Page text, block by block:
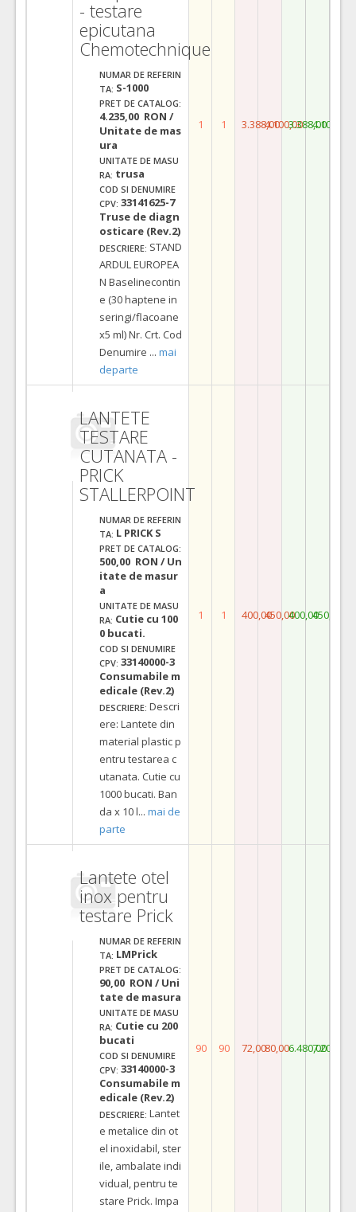
- testare
epicutana
Chemotechnique
NUMAR DE REFERIN
TA: S-1000
PRET DE CATALOG:
4.235,00 RON /
Unitate de mas
ura
UNITATE DE MASU
RA: trusa
COD SI DENUMIRE
CPV: 33141625-7
Truse de diagn
osticare (Rev.2)
DESCRIERE: STAND
ARDUL EUROPEA
N Baselinecontin
e (30 haptene in
seringi/flacoane
x5 ml) Nr. Crt. Cod
Denumire ... mai
departe
1 1 3.388,004.100,003.388,004.100,00
LANTETE
TESTARE
CUTANATA -
PRICK
STALLERPOINT
NUMAR DE REFERIN
TA: L PRICK S
PRET DE CATALOG:
500,00 RON / Un
itate de masur
a
UNITATE DE MASU
RA: Cutie cu 100
0 bucati.
COD SI DENUMIRE
CPV: 33140000-3
Consumabile m
edicale (Rev.2)
DESCRIERE: Descri
ere: Lantete din
material plastic p
entru testarea c
utanata. Cutie cu
1000 bucati. Ban
da x 10 l... mai de
parte
1 1 400,00450,00400,00450,00
Lantete otel
inox pentru
testare Prick
NUMAR DE REFERIN
TA: LMPrick
PRET DE CATALOG:
90,00 RON / Uni
tate de masura
UNITATE DE MASU
RA: Cutie cu 200
bucati
COD SI DENUMIRE
CPV: 33140000-3
Consumabile m
edicale (Rev.2)
DESCRIERE: Lantet
e metalice din ot
el inoxidabil, ster
ile, ambalate indi
vidual, pentru te
stare Prick. Impa
90 90 72,0080,006.480,007.200,00